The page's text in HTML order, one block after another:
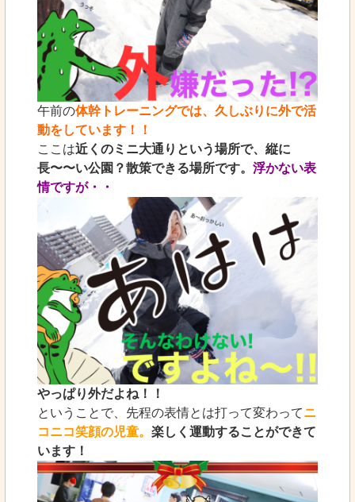
午前の体幹トレーニングでは、久しぶりに外で活
動をしています！！
ここは近くのミニ大通りという場所で、縦に
長〜〜い公園？散策できる場所です。 浮かない表
情ですが・・
やっぱり外だよね！！
ということで、先程の表情とは打って変わってニ
コニコ笑顔の児童。 楽しく運動することができて
います！